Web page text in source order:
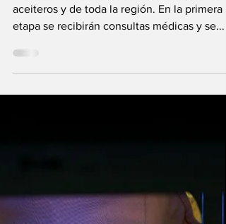
atiende consultas
médicas por PAMI